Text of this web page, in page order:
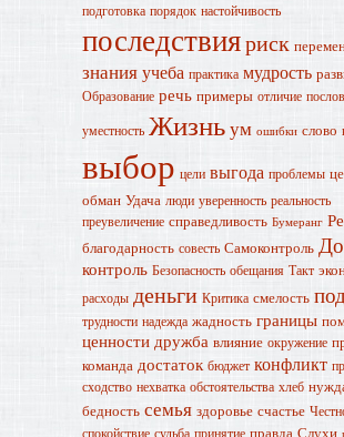
подготовка порядок настойчивость
последствияриск
знанияучеба практика мудрость
Образование речь примеры отличие
уместность Жизньум ошибки слово
выбор цели выгода проблемы
обман Удача люди уверенность реальность
преувеличение справедливость Бумеранг
благодарность совесть Самоконтроль
контроль Безопасность обещания Такт
расходы деньги Критика смелость
трудности надежда жадность границы
ценности дружба влияние окружение
команда достаток бюджет конфликт
сходство нехватка обстоятельства хлеб
бедность семья здоровье счастье
спокойствие судьба принятие правда Слухи